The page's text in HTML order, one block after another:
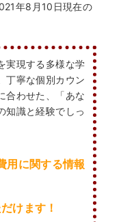
年8月10日現在の
実現する多様な学
丁寧な個別カウン
合わせた、「あな
知識と経験でしっ
用に関する情報
けます！